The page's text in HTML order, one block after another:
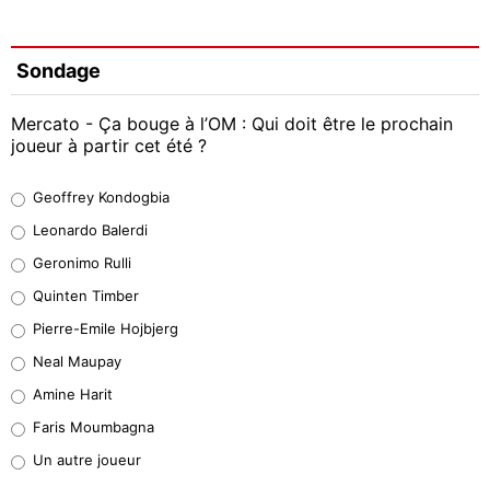
Sondage
Mercato - Ça bouge à l’OM : Qui doit être le prochain
joueur à partir cet été ?
38%
32%
5%
1%
9%
Geoffrey Kondogbia
Leonardo Balerdi
Geronimo Rulli
Quinten Timber
Pierre-Emile Hojbjerg
Neal Maupay
Amine Harit
Faris Moumbagna
Un autre joueur